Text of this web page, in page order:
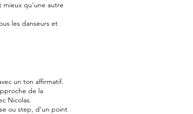
qu’une autre
les danseurs et
un ton affirmatif.
de la
Nicolas.
ou step, d’un point